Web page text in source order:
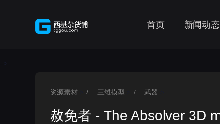
首页 新闻动态
-->
资源素材 / 三维模型 / 武器
赦免者 - The Absolver 3D